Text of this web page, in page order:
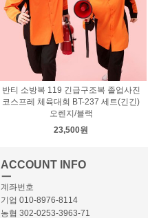
반티 소방복 119 긴급구조복 졸업사진
코스프레 체육대회 BT-237 세트(긴긴)
오렌지/블랙
23,500원
ACCOUNT INFO
ㅡ
계좌번호
기업 010-8976-8114
농협 302-0253-3963-71